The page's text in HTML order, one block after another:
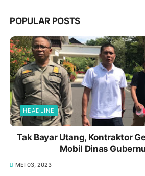
POPULAR POSTS
HEADLINE
Tak Bayar Utang, Kontraktor
Mobil Dinas
MEI 03, 2023